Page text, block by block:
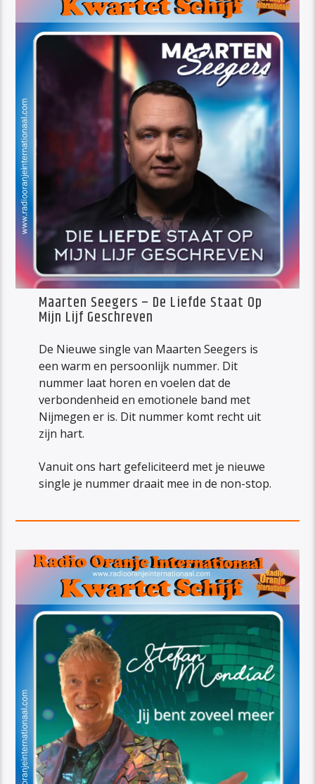
Maarten Seegers – De Liefde Staat Op
Mijn Lijf Geschreven
De Nieuwe single van Maarten Seegers is
een warm en persoonlijk nummer. Dit
nummer laat horen en voelen dat de
verbondenheid en emotionele band met
Nijmegen er is. Dit nummer komt recht uit
zijn hart.
Vanuit ons hart gefeliciteerd met je nieuwe
single je nummer draait mee in de non-stop.